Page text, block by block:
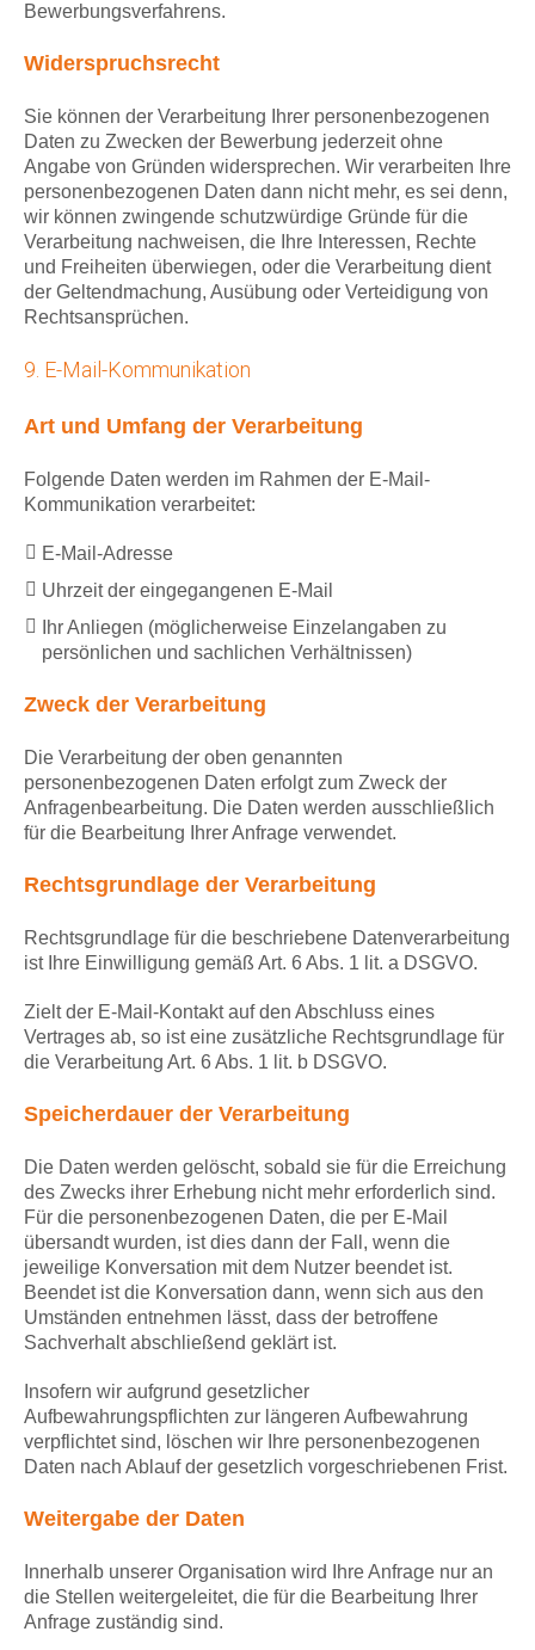
Bewerbungsverfahrens.
Widerspruchsrecht
Sie können der Verarbeitung Ihrer personenbezogenen
Daten zu Zwecken der Bewerbung jederzeit ohne
Angabe von Gründen widersprechen. Wir verarbeiten Ihre
personenbezogenen Daten dann nicht mehr, es sei denn,
wir können zwingende schutzwürdige Gründe für die
Verarbeitung nachweisen, die Ihre Interessen, Rechte
und Freiheiten überwiegen, oder die Verarbeitung dient
der Geltendmachung, Ausübung oder Verteidigung von
Rechtsansprüchen.
9. E-Mail-Kommunikation
Art und Umfang der Verarbeitung
Folgende Daten werden im Rahmen der E-Mail-
Kommunikation verarbeitet:
E-Mail-Adresse
Uhrzeit der eingegangenen E-Mail
Ihr Anliegen (möglicherweise Einzelangaben zu
persönlichen und sachlichen Verhältnissen)
Zweck der Verarbeitung
Die Verarbeitung der oben genannten
personenbezogenen Daten erfolgt zum Zweck der
Anfragenbearbeitung. Die Daten werden ausschließlich
für die Bearbeitung Ihrer Anfrage verwendet.
Rechtsgrundlage der Verarbeitung
Rechtsgrundlage für die beschriebene Datenverarbeitung
ist Ihre Einwilligung gemäß Art. 6 Abs. 1 lit. a DSGVO.
Zielt der E-Mail-Kontakt auf den Abschluss eines
Vertrages ab, so ist eine zusätzliche Rechtsgrundlage für
die Verarbeitung Art. 6 Abs. 1 lit. b DSGVO.
Speicherdauer der Verarbeitung
Die Daten werden gelöscht, sobald sie für die Erreichung
des Zwecks ihrer Erhebung nicht mehr erforderlich sind.
Für die personenbezogenen Daten, die per E-Mail
übersandt wurden, ist dies dann der Fall, wenn die
jeweilige Konversation mit dem Nutzer beendet ist.
Beendet ist die Konversation dann, wenn sich aus den
Umständen entnehmen lässt, dass der betroffene
Sachverhalt abschließend geklärt ist.
Insofern wir aufgrund gesetzlicher
Aufbewahrungspflichten zur längeren Aufbewahrung
verpflichtet sind, löschen wir Ihre personenbezogenen
Daten nach Ablauf der gesetzlich vorgeschriebenen Frist.
Weitergabe der Daten
Innerhalb unserer Organisation wird Ihre Anfrage nur an
die Stellen weitergeleitet, die für die Bearbeitung Ihrer
Anfrage zuständig sind.